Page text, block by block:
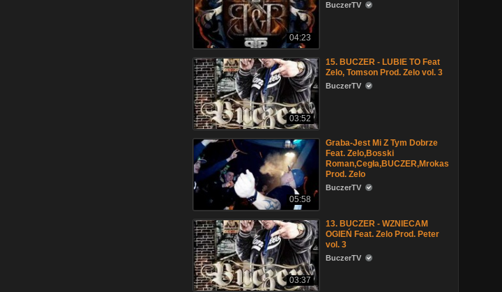
04:23
BuczerTV
03:52
15. BUCZER - LUBIE TO Feat
Zelo, Tomson Prod. Zelo vol. 3
BuczerTV
05:58
Graba-Jest Mi Z Tym Dobrze
Feat. Zelo,Bosski
Roman,Cegła,BUCZER,Mrokas
Prod. Zelo
BuczerTV
03:37
13. BUCZER - WZNIECAM
OGIEŃ Feat. Zelo Prod. Peter
vol. 3
BuczerTV